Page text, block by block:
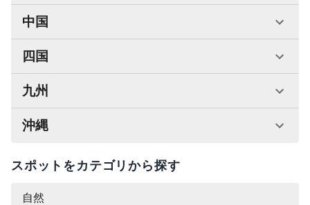
中国
四国
九州
沖縄
スポットをカテゴリから探す
自然